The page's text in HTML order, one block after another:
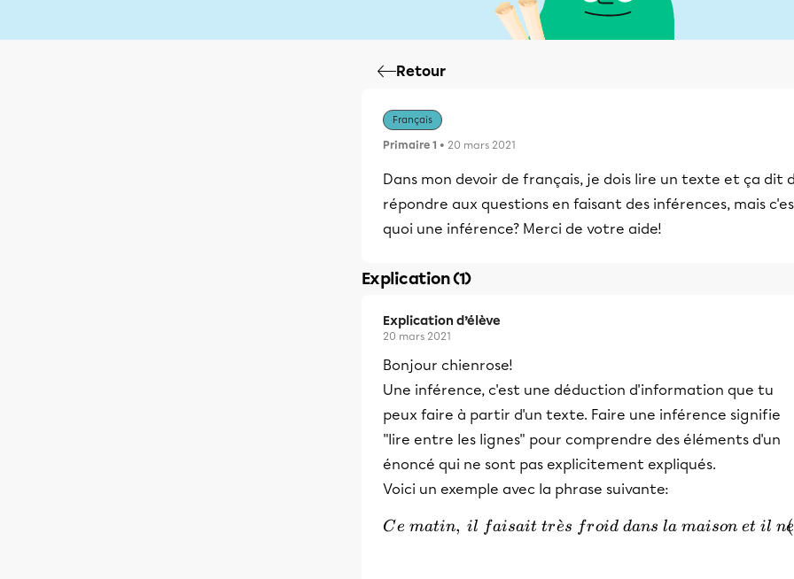
Retour
Français
Primaire 1 • 20 mars 2021
Dans mon devoir de français, je dois lire un texte et ça dit
répondre aux questions en faisant des inférences, mais
quoi une inférence? Merci de votre aide!
Explication (1)
Explication d’élève
20 mars 2021
Bonjour chienrose!
Une inférence, c'est une déduction d'information que tu
peux faire à partir d'un texte. Faire une inférence signifie
"lire entre les lignes" pour comprendre des éléments d'un
énoncé qui ne sont pas explicitement expliqués.
Voici un exemple avec la phrase suivante:
\begin {align} Ce\
Ce matin, il faisait tre
ˋs froid dans la maison et il ne